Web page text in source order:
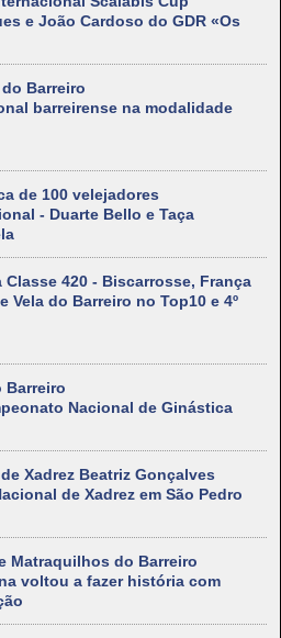
e João Cardoso do GDR «Os
Barreiro
barreirense na modalidade
de 100 velejadores
- Duarte Bello e Taça
420 - Biscarrosse, França
Vela do Barreiro no Top10 e 4º
Barreiro
Nacional de Ginástica
Xadrez Beatriz Gonçalves
de Xadrez em São Pedro
Matraquilhos do Barreiro
voltou a fazer história com